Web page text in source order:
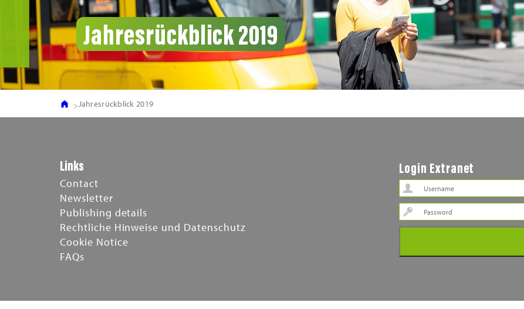
Jahresrückblick 2019
Jahresrückblick 2019
Links
Contact
Newsletter
Publishing details
Rechtliche Hinweise und Datenschutz
Cookie Notice
FAQs
Login Extranet
Password